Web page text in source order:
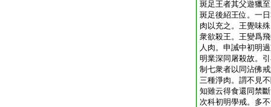
斑足王者其父遊獵
斑足後紹王位。一
肉以充之。王覺味
衆欲殺王。王變爲
人肉。申誡中初明
明業深同屠殺故。
制七衆者以同沾佛
三種淨肉。謂不見
知雖云得食還同禁
次科初明學戒。多